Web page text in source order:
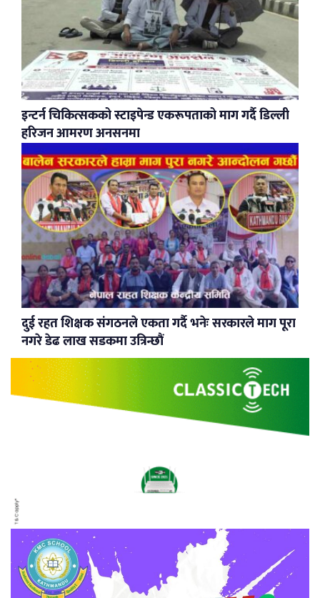
इन्टर्न चिकित्सकको स्टाइपेन्ड एकरूपताको माग गर्दै डिल्ली
हरिजन आमरण अनसनमा
दुई रहत शिक्षक संगठनले एकता गर्दै भनेः सरकारले माग पूरा
नगरे डेढ लाख सडकमा उत्रिन्छौं